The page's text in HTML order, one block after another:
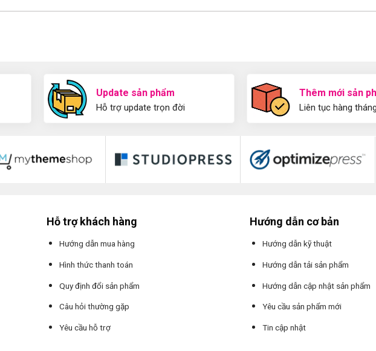
Update sản phẩm
Hỗ trợ update trọn đời
Thêm mới sản
Liên tục hàng
Hỗ trợ khách hàng
Hướng dẫn mua hàng
Hình thức thanh toán
Quy định đổi sản phẩm
Câu hỏi thường gặp
Yêu cầu hỗ trợ
Hướng dẫn cơ bản
Hướng dẫn kỹ thuật
Hướng dẫn tải sản phẩm
Hướng dẫn cập nhật sản phẩm
Yêu cầu sản phẩm mới
Tin cập nhật